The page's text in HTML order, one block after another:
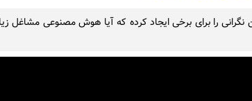
را برای برخی ایجاد کرده که آیا هوش مصنوعی مشاغل